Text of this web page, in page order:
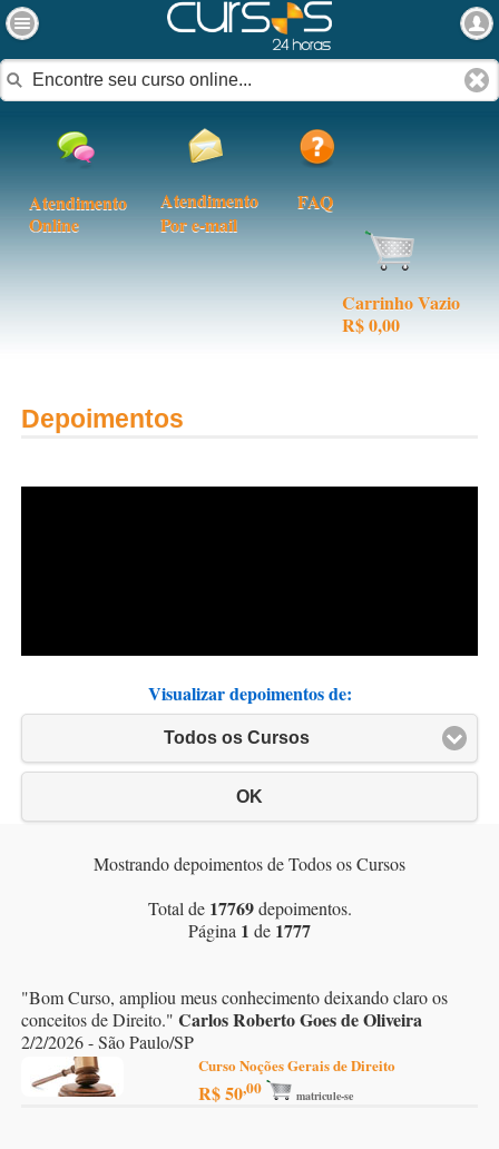
Atendimento
Online
Atendimento
Por e-mail
FAQ
Carrinho Vazio
R$ 0,00
Depoimentos
Visualizar depoimentos de:
Todos os Cursos
OK
Mostrando depoimentos de Todos os Cursos
Total de 17769depoimentos.
Página 1 de 1777
"Bom Curso, ampliou meus conhecimento deixando claro os
conceitos de Direito." Carlos Roberto Goes de Oliveira
2/2/2026 - São Paulo/SP
Curso Noções Gerais de Direito
R$ 50,00 matricule-se